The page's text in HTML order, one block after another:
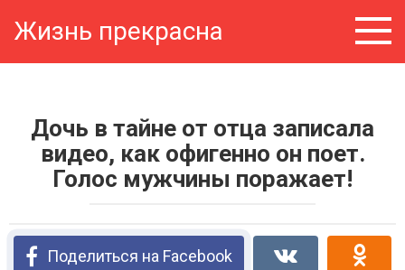
Жизнь прекрасна
Дочь в тайне от отца записала
видео, как офигенно он поет.
Голос мужчины поражает!
Поделиться на Facebook